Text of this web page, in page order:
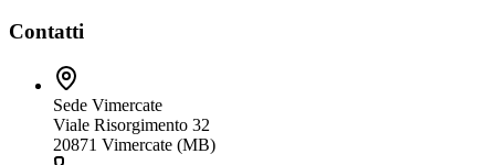
Contatti
Sede Vimercate
Viale Risorgimento 32
20871 Vimercate (MB)